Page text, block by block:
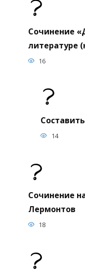
Сочинение
литературе
16
14
Сочинение
Лермонтов
18